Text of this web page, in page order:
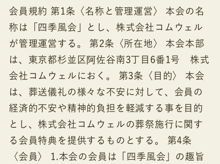
会員規約 第1条〈名称と管理運営〉 本会の名
称は「四季風会」とし、株式会社コムウェル
が管理運営する。 第2条〈所在地〉 本会本部
は、東京都杉並区阿佐谷南3丁目6番1号 株式
会社コムウェルにおく。 第3条〈目的〉 本会
は、葬送儀礼の様々な不安に対して、会員の
経済的不安や精神的負担を軽減する事を目的
とし、株式会社コムウェルの葬祭施行に関す
る会員特典を提供するものとする。 第4条
〈会員〉 1.本会の会員は「四季風会」の趣旨